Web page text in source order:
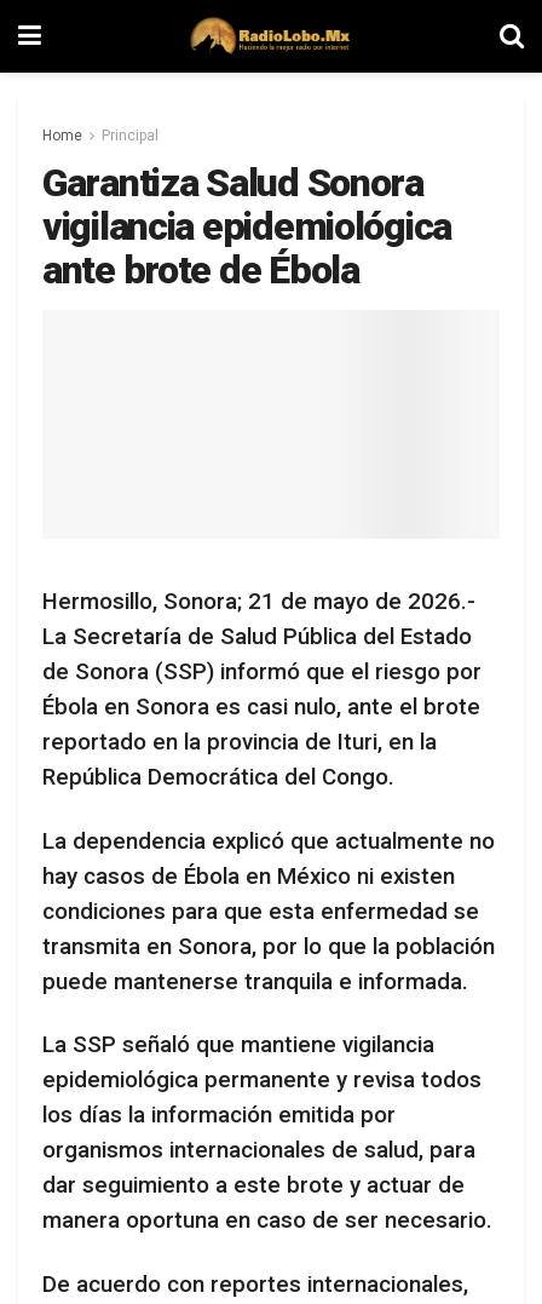
Home Principal
Garantiza Salud Sonora
vigilancia epidemiológica
ante brote de Ébola
Hermosillo, Sonora; 21 de mayo de 2026.-
La Secretaría de Salud Pública del Estado
de Sonora (SSP) informó que el riesgo por
Ébola en Sonora es casi nulo, ante el brote
reportado en la provincia de Ituri, en la
República Democrática del Congo.
La dependencia explicó que actualmente no
hay casos de Ébola en México ni existen
condiciones para que esta enfermedad se
transmita en Sonora, por lo que la población
puede mantenerse tranquila e informada.
La SSP señaló que mantiene vigilancia
epidemiológica permanente y revisa todos
los días la información emitida por
organismos internacionales de salud, para
dar seguimiento a este brote y actuar de
manera oportuna en caso de ser necesario.
De acuerdo con reportes internacionales,